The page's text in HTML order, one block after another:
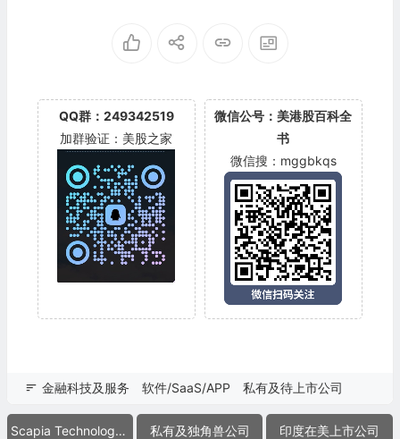
QQ群：249342519
加群验证：美股之家
微信公号：美港股百科全
书
微信搜：mggbkqs
金融科技及服务 软件/SaaS/APP 私有及待上市公司
Scapia Technology Private Limited 私有及独角兽公司 印度在美上市公司